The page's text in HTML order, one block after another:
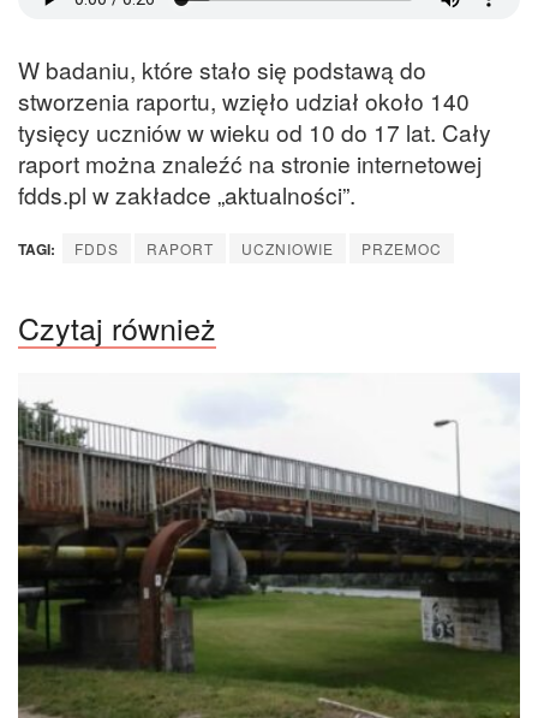
W badaniu, które stało się podstawą do
stworzenia raportu, wzięło udział około 140
tysięcy uczniów w wieku od 10 do 17 lat. Cały
raport można znaleźć na stronie internetowej
fdds.pl w zakładce „aktualności”.
TAGI: FDDS RAPORT UCZNIOWIE PRZEMOC
Czytaj również